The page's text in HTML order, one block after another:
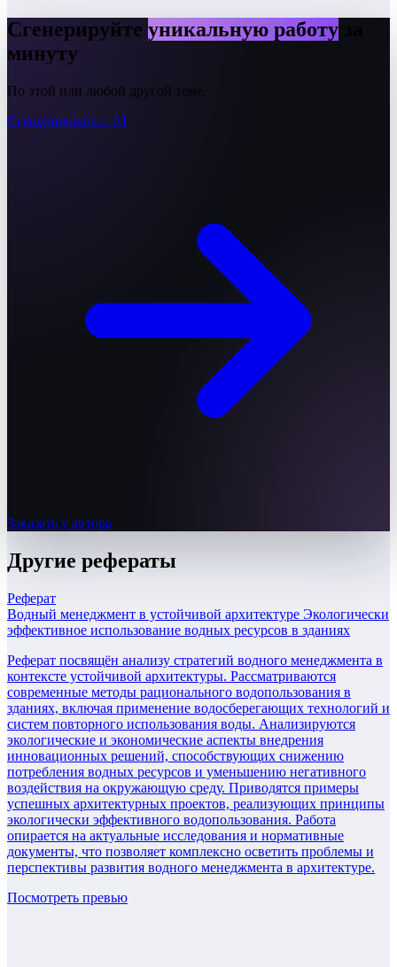
Сгенерируйте уникальную работу
минуту
По этой или любой другой теме.
Сгенерировать с AI
Заказать у автора
Другие рефераты
Реферат
Водный менеджмент в устойчивой архитектуре Экологически
эффективное использование водных ресурсов в зданиях
Реферат посвящён анализу стратегий водного менеджмента в
контексте устойчивой архитектуры. Рассматриваются
современные методы рационального водопользования в
зданиях, включая применение водосберегающих технологий и
систем повторного использования воды. Анализируются
экологические и экономические аспекты внедрения
инновационных решений, способствующих снижению
потребления водных ресурсов и уменьшению негативного
воздействия на окружающую среду. Приводятся примеры
успешных архитектурных проектов, реализующих принципы
экологически эффективного водопользования. Работа
опирается на актуальные исследования и нормативные
документы, что позволяет комплексно осветить проблемы и
перспективы развития водного менеджмента в архитектуре.
Посмотреть превью